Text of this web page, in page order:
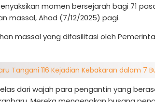
momen bersejarah bagi 71
massal, Ahad (7/12/2025) pagi.
massal yang difasilitasi oleh
Tangani 116 Kejadian Kebakaran dalam 7
dari wajah para pengantin yang